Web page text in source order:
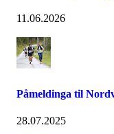
11.06.2026
Påmeldinga til
28.07.2025